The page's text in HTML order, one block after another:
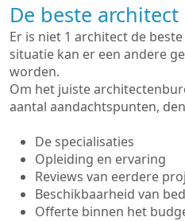
De beste
Er is niet 1 architect de
situatie kan er een andere
worden.
Om het juiste
aantal aandachtspunten,
De specialisaties
Opleiding en ervaring
Reviews van eerdere
Beschikbaarheid van
Offerte binnen het